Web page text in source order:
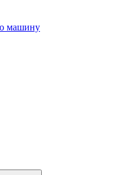
машину